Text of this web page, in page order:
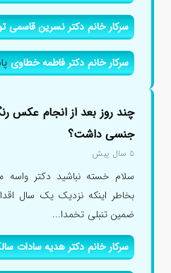
سرکار خانم دکتر نسرین قاسمی
سرکار خانم دکتر فاطمه خطاوی
چند روز بعد از انجام عکس
جنسی داشت؟
۵ سال پیش
سلام خسته نباشید دکتر
بخاطر اینکه نزدیک یک سال
ضمین تنبلی تخمدا...
سرکار خانم دکتر هدیه سادات